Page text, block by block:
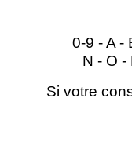
0-9 -A -
N - O -
Si votre